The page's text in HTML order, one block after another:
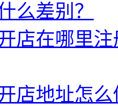
么差别？
店在哪里
店地址怎